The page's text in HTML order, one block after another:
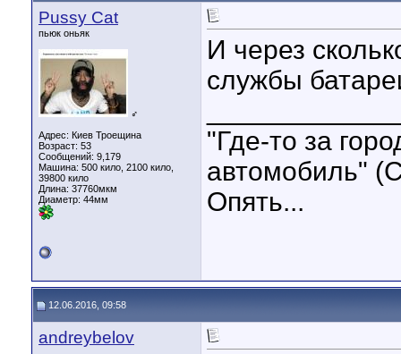
Pussy Cat
пьюк оньяк
♂
Адрес: Киев Троещина
Возраст: 53
Сообщений: 9,179
Машина: 500 кило, 2100 кило,
39800 кило
Длина: 37760мкм
Диаметр: 44мм
И через
службы
"Где-то за
автомобиль"
Опять...
12.06.2016, 09:58
andreybelov